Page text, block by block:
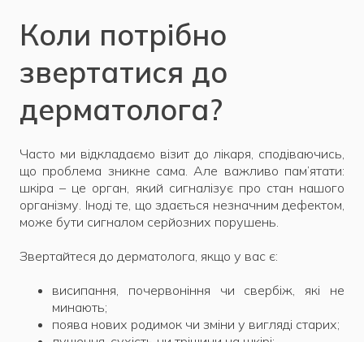
Коли потрібно
звертатися до
дерматолога?
Часто ми відкладаємо візит до лікаря, сподіваючись,
що проблема зникне сама. Але важливо пам’ятати:
шкіра – це орган, який сигналізує про стан нашого
організму. Іноді те, що здається незначним дефектом,
може бути сигналом серйозних порушень.
Звертайтеся до дерматолога, якщо у вас є:
висипання, почервоніння чи свербіж, які не
минають;
поява нових родимок чи зміни у вигляді старих;